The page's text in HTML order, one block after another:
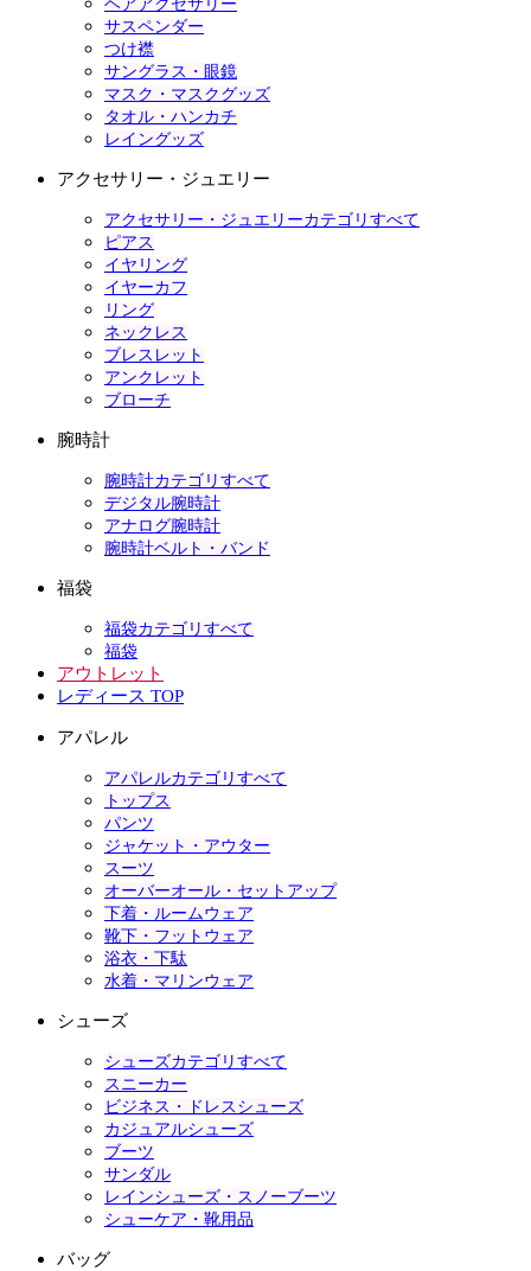
ヘアアクセサリー
サスペンダー
つけ襟
サングラス・眼鏡
マスク・マスクグッズ
タオル・ハンカチ
レイングッズ
アクセサリー・ジュエリー
アクセサリー・ジュエリーカテゴリすべて
ピアス
イヤリング
イヤーカフ
リング
ネックレス
ブレスレット
アンクレット
ブローチ
腕時計
腕時計カテゴリすべて
デジタル腕時計
アナログ腕時計
腕時計ベルト・バンド
福袋
福袋カテゴリすべて
福袋
アウトレット
レディース TOP
アパレル
アパレルカテゴリすべて
トップス
パンツ
ジャケット・アウター
スーツ
オーバーオール・セットアップ
下着・ルームウェア
靴下・フットウェア
浴衣・下駄
水着・マリンウェア
シューズ
シューズカテゴリすべて
スニーカー
ビジネス・ドレスシューズ
カジュアルシューズ
ブーツ
サンダル
レインシューズ・スノーブーツ
シューケア・靴用品
バッグ